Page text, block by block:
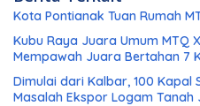
Kota Pontianak Tuan Rumah
Kubu Raya Juara Umum MTQ
Mempawah Juara Bertahan 7
Dimulai dari Kalbar, 100 Kapal
Masalah Ekspor Logam Tanah